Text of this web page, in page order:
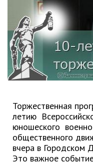
Фотогалерея
Старые
города
Старые
города
Старые
Книга
лицах и
Книга «О
Книга
Торжественная
летию
юношеского
общественного
вчера в Городском
Это важное